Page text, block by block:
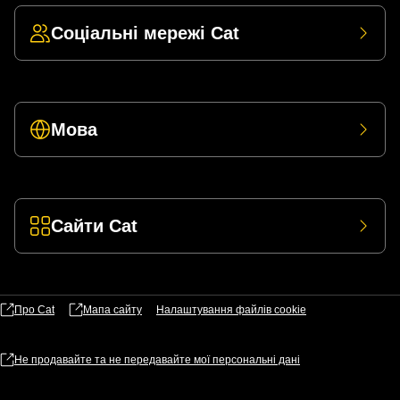
Соціальні мережі Cat
Мова
Сайти Cat
Про Cat Мапа сайту Налаштування файлів​ cookie
Не продавайте та не передавайте мої персональні дані